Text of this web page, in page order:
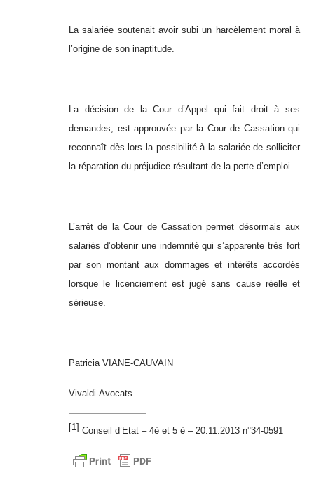
La salariée soutenait avoir subi un harcèlement moral à
l’origine de son inaptitude.
La décision de la Cour d’Appel qui fait droit à ses
demandes, est approuvée par la Cour de Cassation qui
reconnaît dès lors la possibilité à la salariée de solliciter
la réparation du préjudice résultant de la perte d’emploi.
L’arrêt de la Cour de Cassation permet désormais aux
salariés d’obtenir une indemnité qui s’apparente très fort
par son montant aux dommages et intérêts accordés
lorsque le licenciement est jugé sans cause réelle et
sérieuse.
Patricia VIANE-CAUVAIN
Vivaldi-Avocats
[1] Conseil d’Etat – 4è et 5 è – 20.11.2013 n°34-0591